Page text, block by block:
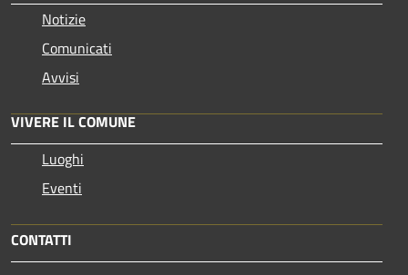
Notizie
Comunicati
Avvisi
VIVERE IL COMUNE
Luoghi
Eventi
CONTATTI